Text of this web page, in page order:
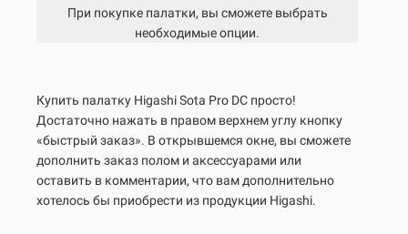
При покупке палатки, вы сможете выбрать
необходимые опции.
Купить палатку HigashiSota Pro DC просто!
Достаточно нажать в правом верхнем углу кнопку
«быстрый заказ». В открывшемся окне, вы сможете
дополнить заказ полом и аксессуарами или
оставить в комментарии, что вам дополнительно
хотелось бы приобрести из продукции Higashi.